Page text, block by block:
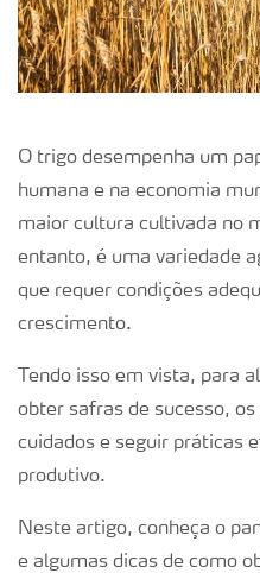
O trigo desempenha um
humana e na economia
maior cultura cultivada no
entanto, é uma variedade
que requer condições
crescimento.
Tendo isso em vista, para
obter safras de sucesso,
cuidados e seguir práticas
produtivo.
Neste artigo, conheça o
e algumas dicas de como